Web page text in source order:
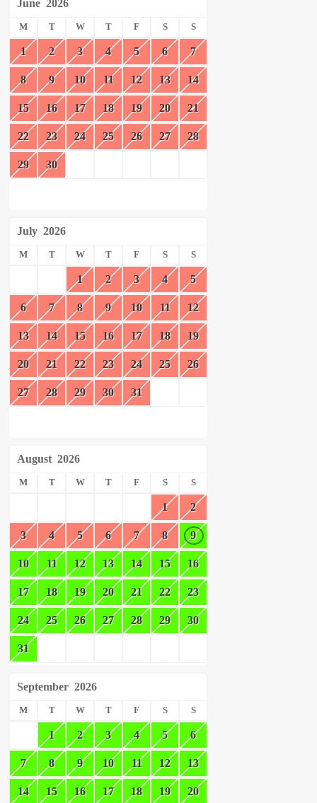
June 2026
M T W T F S S
1 2 3 4 5 6 7
8 9 10 11 12 13 14
15 16 17 18 19 20 21
22 23 24 25 26 27 28
29 30
July 2026
M T W T F S S
1 2 3 4 5
6 7 8 9 10 11 12
13 14 15 16 17 18 19
20 21 22 23 24 25 26
27 28 29 30 31
August 2026
M T W T F S S
1 2
3 4 5 6 7 8 9
10 11 12 13 14 15 16
17 18 19 20 21 22 23
24 25 26 27 28 29 30
31
September 2026
M T W T F S S
1 2 3 4 5 6
7 8 9 10 11 12 13
14 15 16 17 18 19 20